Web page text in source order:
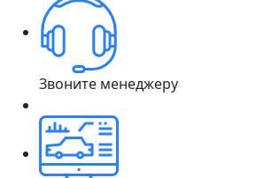
Звоните менеджеру